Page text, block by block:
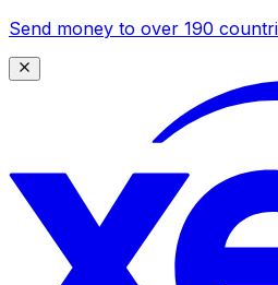
Send money to over 190